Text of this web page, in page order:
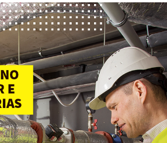
Blog
Relatório
Trabalhe